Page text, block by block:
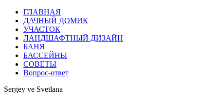
ГЛАВНАЯ
ДАЧНЫЙ ДОМИК
УЧАСТОК
ЛАНДШАФТНЫЙ ДИЗАЙН
БАНЯ
БАССЕЙНЫ
СОВЕТЫ
Вопрос-ответ
Sergey ve Svetlana